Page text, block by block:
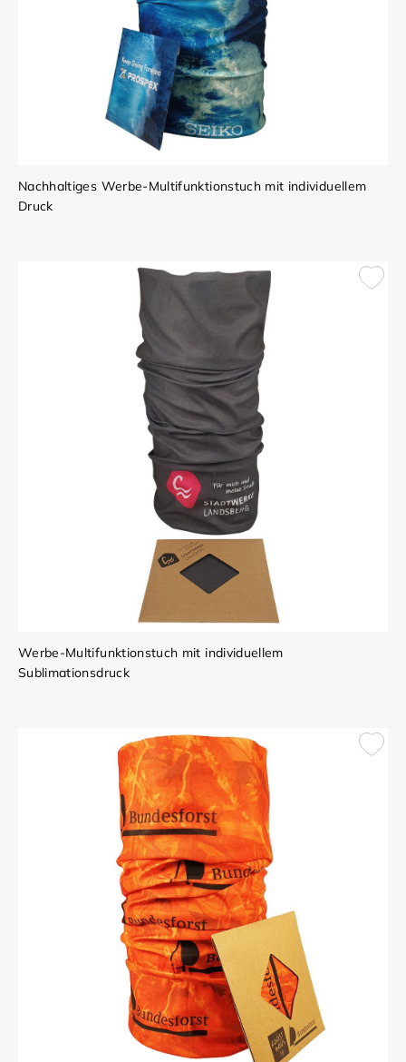
Nachhaltiges Werbe-Multifunktionstuch mit individuellem
Druck
Werbe-Multifunktionstuch mit individuellem
Sublimationsdruck